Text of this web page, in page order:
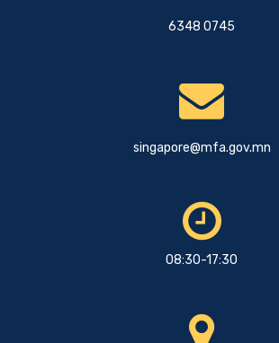
6348 0745
singapore@mfa.gov.mn
08:30-17:30